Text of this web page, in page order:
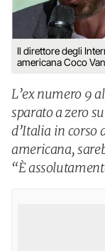
Il direttore degli
americana Coco
L’ex numero 9
sparato a zero
d’Italia in corso
americana,
“È